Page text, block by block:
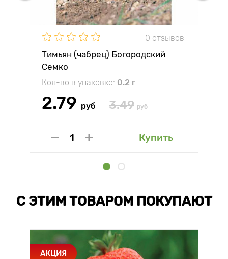
0 отзывов
Тимьян (чабрец) Богородский
Семко
Кол-во в упаковке: 0.2 г
2.79 руб 3.49 руб
Купить
С ЭТИМ ТОВАРОМ ПОКУПАЮТ
АКЦИЯ